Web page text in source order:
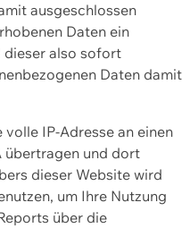
ausgeschlossen
Daten ein
dieser also sofort
Daten damit
IP-Adresse an einen
übertragen und dort
dieser Website wird
um Ihre Nutzung
über die